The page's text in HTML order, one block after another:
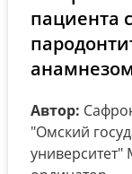
пациента
Автор:
"Омский
университет"